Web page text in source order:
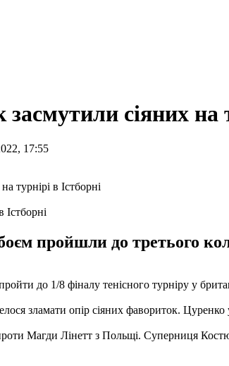
сіяних на
17:55
пройшли до третього
до 1/8 фіналу тенісного турніру у
зламати опір сіяних фавориток.
Магди Лінетт з Польщі. Суперниця